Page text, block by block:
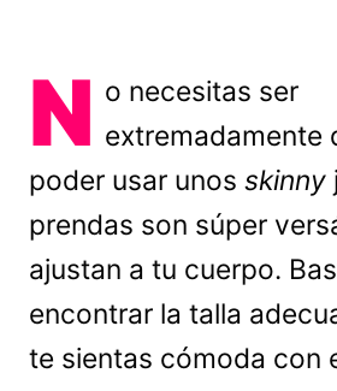
N o necesitas ser
extremadamente
poder usar unos skinny
prendas son súper
ajustan a tu cuerpo.
encontrar la talla
te sientas cómoda con